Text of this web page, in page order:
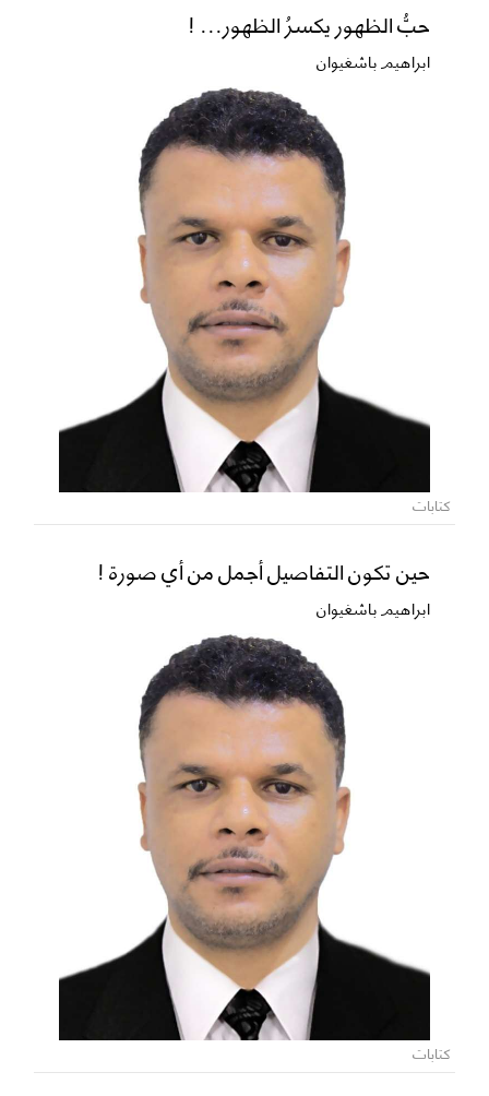
حبُّ الظهور يكسرُ الظهور... !
ابراهيم باشغيوان
كتابات
حين تكون التفاصيل أجمل من أي صورة !
ابراهيم باشغيوان
كتابات